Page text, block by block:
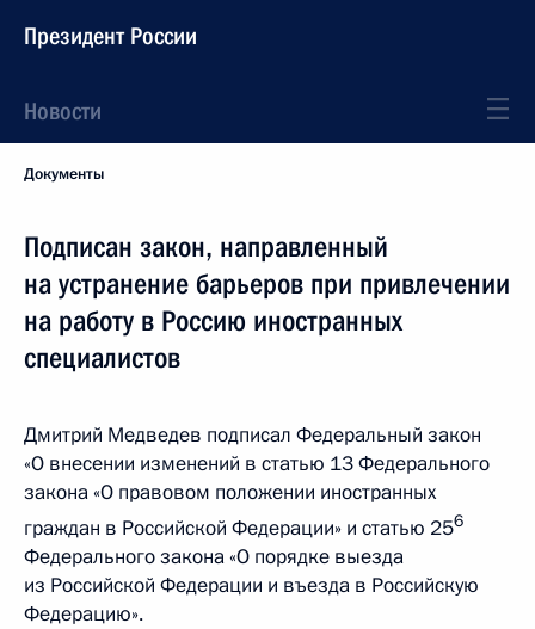
Президент России
Новости
Документы
Подписан закон, направленный
на устранение барьеров при привлечении
на работу в Россию иностранных
специалистов
Дмитрий Медведев подписал Федеральный закон
«О внесении изменений в статью 13 Федерального
закона «О правовом положении иностранных
граждан в Российской Федерации» и статью 256
Федерального закона «О порядке выезда
из Российской Федерации и въезда в Российскую
Федерацию».